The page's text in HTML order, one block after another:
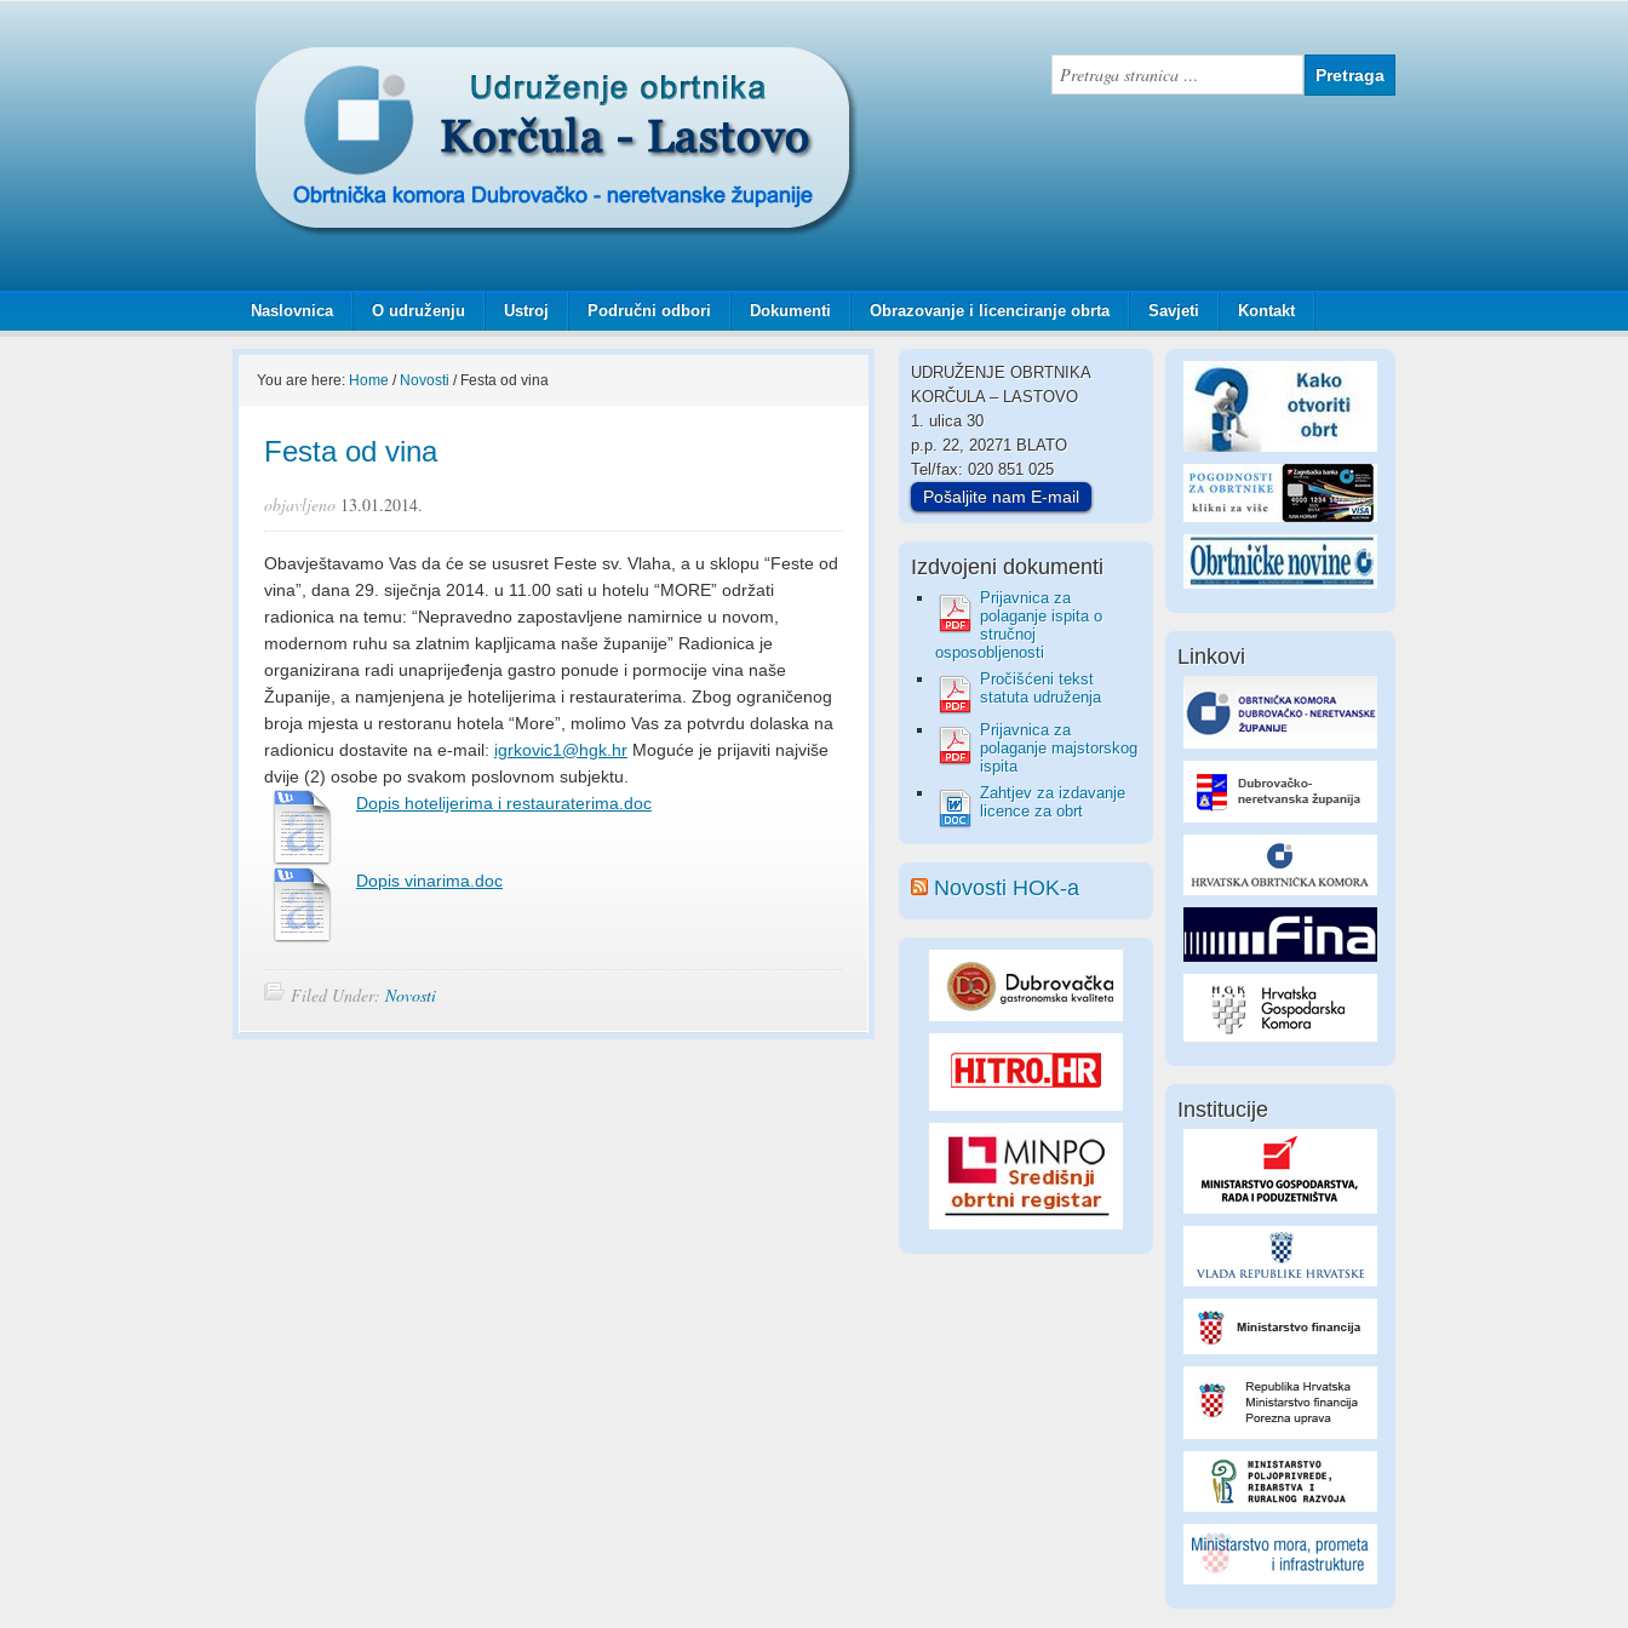
Naslovnica O udruženju Ustroj Područni odbori Dokumenti Obrazovanje i licenciranje obrta Savjeti Kontakt
You are here: Home / Novosti /Festa od vina
Festa od vina
objavljeno 13.01.2014.
Obavještavamo Vas da će se ususret Feste sv. Vlaha, a u sklopu “Feste od
vina”, dana 29. siječnja 2014. u 11.00 sati u hotelu “MORE” održati
radionica na temu: “Nepravedno zapostavljene namirnice u novom,
modernom ruhu sa zlatnim kapljicama naše županije” Radionica je
organizirana radi unaprijeđenja gastro ponude i pormocije vina naše
Županije, a namjenjena je hotelijerima i restauraterima. Zbog ograničenog
broja mjesta u restoranu hotela “More”, molimo Vas za potvrdu dolaska na
radionicu dostavite na e-mail: igrkovic1@hgk.hr Moguće je prijaviti najviše
dvije (2) osobe po svakom poslovnom subjektu.
Dopis hotelijerima i restauraterima.doc
Dopis vinarima.doc
Filed Under: Novosti
UDRUŽENJE OBRTNIKA
KORČULA – LASTOVO
1. ulica 30
p.p. 22, 20271 BLATO
Tel/fax: 020 851 025
Pošaljite nam E-mail
Izdvojeni dokumenti
Prijavnica za
polaganje ispita o
stručnoj
osposobljenosti
Pročišćeni tekst
statuta udruženja
Prijavnica za
polaganje majstorskog
ispita
Zahtjev za izdavanje
licence za obrt
Novosti HOK-a
Linkovi
Institucije